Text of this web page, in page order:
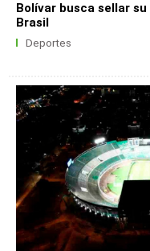
Bolívar busca sellar
Brasil
Deportes